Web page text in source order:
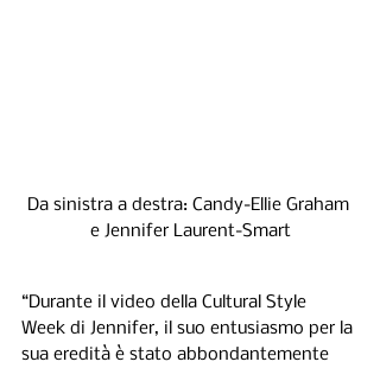
Da sinistra a destra: Candy-Ellie Graham
e Jennifer Laurent-Smart
“Durante il video della Cultural Style
Week di Jennifer, il suo entusiasmo per la
sua eredità è stato abbondantemente